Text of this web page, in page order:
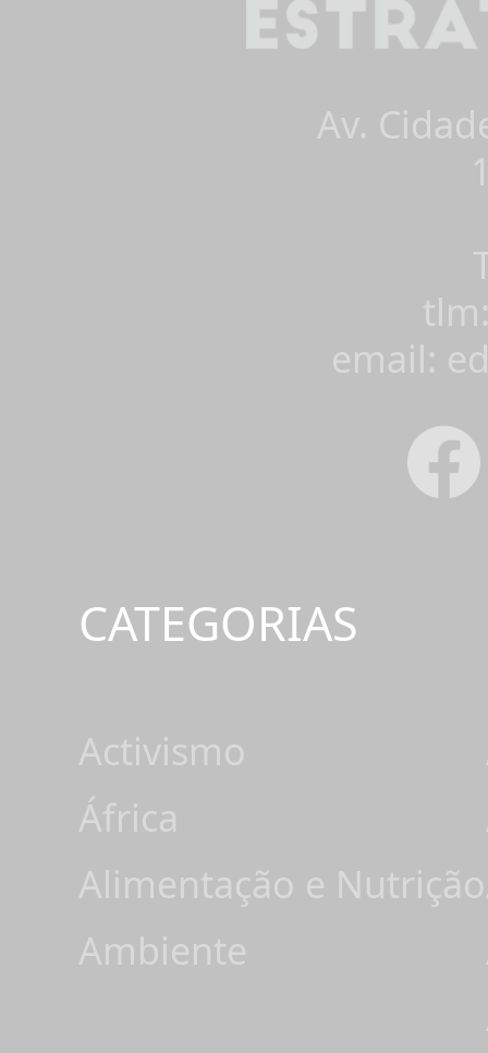
Av.
email:
CATEGORIAS
Activismo
África
Alimentação e Nutrição
Ambiente